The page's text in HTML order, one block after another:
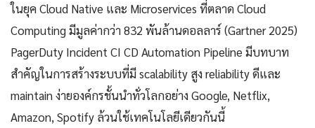
ในยุค Cloud Native และ Microservices ที่ตลาด Cloud
Computing มีมูลค่ากว่า 832 พันล้านดอลลาร์ (Gartner 2025)
PagerDuty Incident CI CD Automation Pipeline มีบทบาท
สำคัญในการสร้างระบบที่มี scalability สูง reliability ดีและ
maintain ง่ายองค์กรชั้นนำทั่วโลกอย่าง Google, Netflix,
Amazon, Spotify ล้วนใช้เทคโนโลยีเดียวกันนี้